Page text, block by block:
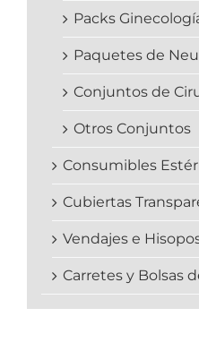
Packs
Paquetes de
Conjuntos de
Otros Conjuntos
Consumibles
Cubiertas
Vendajes e
Carretes y Bolsas